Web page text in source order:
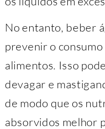
No entanto, beber
prevenir o consumo
alimentos. Isso
devagar e
de modo que os
absorvidos melhor